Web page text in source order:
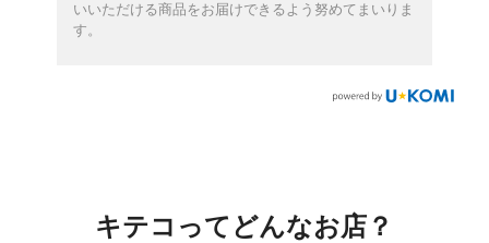
いいただける商品をお届けできるよう努めてまいりま
す。
キテコってどんなお店？